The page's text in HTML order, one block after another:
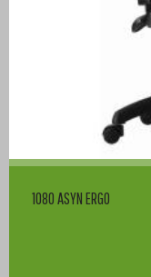
1080 ASYN ERGO